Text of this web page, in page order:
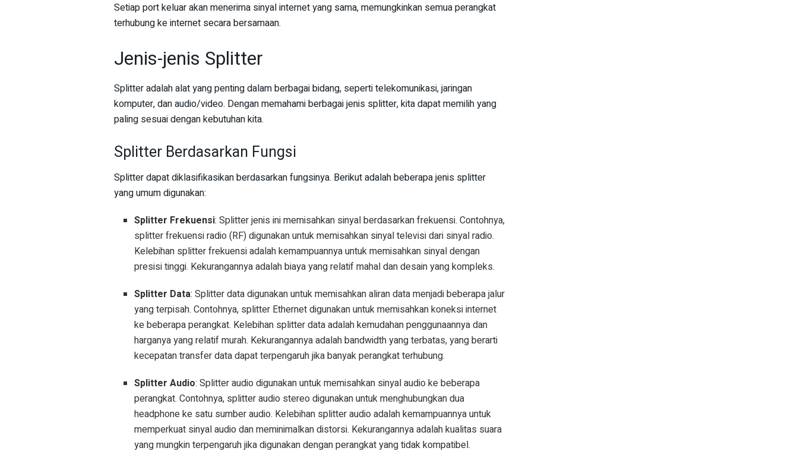
Setiap port keluar akan menerima sinyal internet yang sama, memungkinkan semua perangkat
terhubung ke internet secara bersamaan.
Jenis-jenis Splitter
Splitter adalah alat yang penting dalam berbagai bidang, seperti telekomunikasi, jaringan
komputer, dan audio/video. Dengan memahami berbagai jenis splitter, kita dapat memilih yang
paling sesuai dengan kebutuhan kita.
Splitter Berdasarkan Fungsi
Splitter dapat diklasifikasikan berdasarkan fungsinya. Berikut adalah beberapa jenis splitter
yang umum digunakan:
Splitter Frekuensi: Splitter jenis ini memisahkan sinyal berdasarkan frekuensi. Contohnya,
splitter frekuensi radio (RF) digunakan untuk memisahkan sinyal televisi dari sinyal radio.
Kelebihan splitter frekuensi adalah kemampuannya untuk memisahkan sinyal dengan
presisi tinggi. Kekurangannya adalah biaya yang relatif mahal dan desain yang kompleks.
Splitter Data: Splitter data digunakan untuk memisahkan aliran data menjadi beberapa jalur
yang terpisah. Contohnya, splitter Ethernet digunakan untuk memisahkan koneksi internet
ke beberapa perangkat. Kelebihan splitter data adalah kemudahan penggunaannya dan
harganya yang relatif murah. Kekurangannya adalah bandwidth yang terbatas, yang berarti
kecepatan transfer data dapat terpengaruh jika banyak perangkat terhubung.
Splitter Audio: Splitter audio digunakan untuk memisahkan sinyal audio ke beberapa
perangkat. Contohnya, splitter audio stereo digunakan untuk menghubungkan dua
headphone ke satu sumber audio. Kelebihan splitter audio adalah kemampuannya untuk
memperkuat sinyal audio dan meminimalkan distorsi. Kekurangannya adalah kualitas suara
yang mungkin terpengaruh jika digunakan dengan perangkat yang tidak kompatibel.